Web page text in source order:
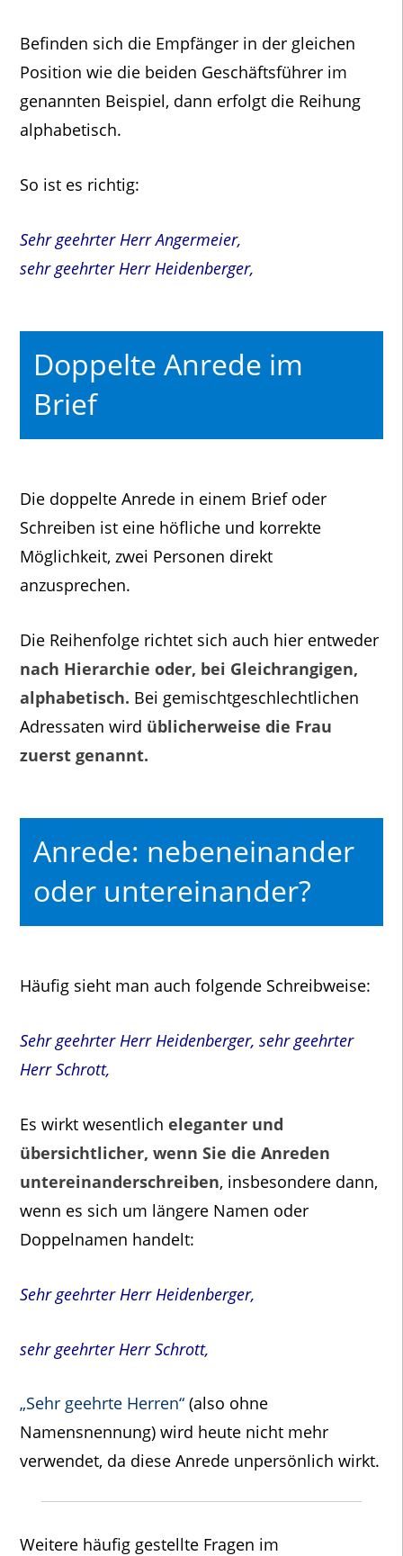
Befinden sich die Empfänger in der gleichen
Position wie die beiden Geschäftsführer im
genannten Beispiel, dann erfolgt die Reihung
alphabetisch.
So ist es richtig:
Sehr geehrter Herr Angermeier,
sehr geehrter Herr Heidenberger,
Doppelte Anrede im
Brief
Die doppelte Anrede in einem Brief oder
Schreiben ist eine höfliche und korrekte
Möglichkeit, zwei Personen direkt
anzusprechen.
Die Reihenfolge richtet sich auch hier entweder
nach Hierarchie oder, bei Gleichrangigen,
alphabetisch. Bei gemischtgeschlechtlichen
Adressaten wird üblicherweise die Frau
zuerst genannt.
Anrede: nebeneinander
oder untereinander?
Häufig sieht man auch folgende Schreibweise:
Sehr geehrter Herr Heidenberger, sehr geehrter
Herr Schrott,
Es wirkt wesentlich eleganter und
übersichtlicher, wenn Sie die Anreden
untereinanderschreiben, insbesondere dann,
wenn es sich um längere Namen oder
Doppelnamen handelt:
Sehr geehrter Herr Heidenberger,
sehr geehrter Herr Schrott,
„Sehr geehrte Herren“(also ohne
Namensnennung) wird heute nicht mehr
verwendet, da diese Anrede unpersönlich wirkt.
Weitere häufig gestellte Fragen im